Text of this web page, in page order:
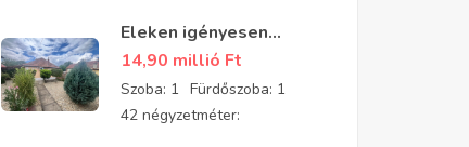
Eleken igényesen
felújított, parkosított
kis téglaház eladó
14,90 millió Ft
Szoba: 1 Fürdőszoba: 1
42 négyzetméter: